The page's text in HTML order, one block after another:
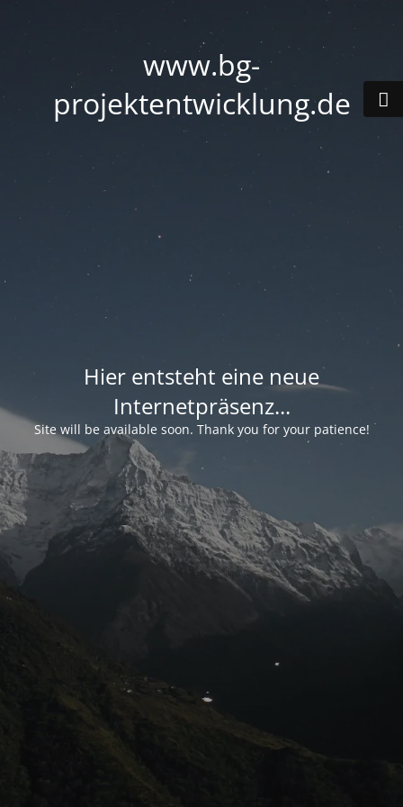
www.bg-
projektentwicklung.de
Hier entsteht eine neue
Internetpräsenz...
Site will be available soon. Thank you for your patience!